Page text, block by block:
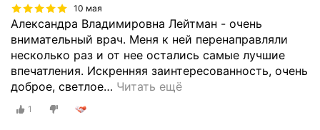
10 мая
Александра Владимировна Лейтман - очень
внимательный врач. Меня к ней перенаправляли
несколько раз и от нее остались самые лучшие
впечатления. Искренняя заинтересованность, очень
доброе, светлое… Читать ещё
1